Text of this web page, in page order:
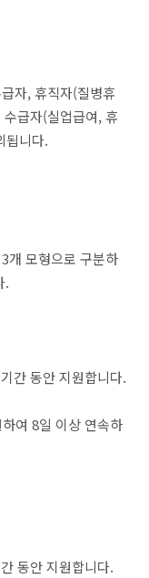
자, 휴직자(질병휴
급자(실업급여, 휴
됩니다.
개 모형으로 구분하
.
간 동안 지원합니다.
여 8일 이상 연속하
동안 지원합니다.